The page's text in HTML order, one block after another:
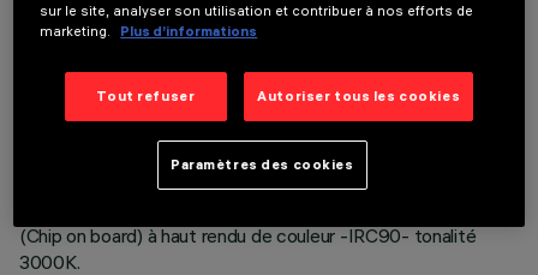
DONNÉES TECHNIQUES
DERNIÈRE MISE À JOUR: 06/08/2026
Projecteur orientable Ø56 avec adaptateur pour installation
(Chip on board) à haut rendu de couleur -IRC90- tonalité
3000K.
sur le site, analyser son utilisation et contribuer à nos efforts de
marketing.
Plus d’informations
Tout refuser Autoriser tous les cookies
Paramètres des cookies